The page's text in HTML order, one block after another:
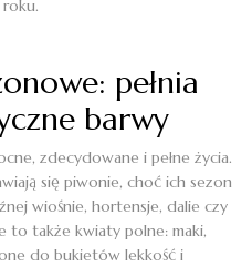
pełnia
barwy
zdecydowane i pełne życia.
się piwonie, choć ich sezon
wiośnie, hortensje, dalie czy
to także kwiaty polne: maki,
do bukietów lekkość i